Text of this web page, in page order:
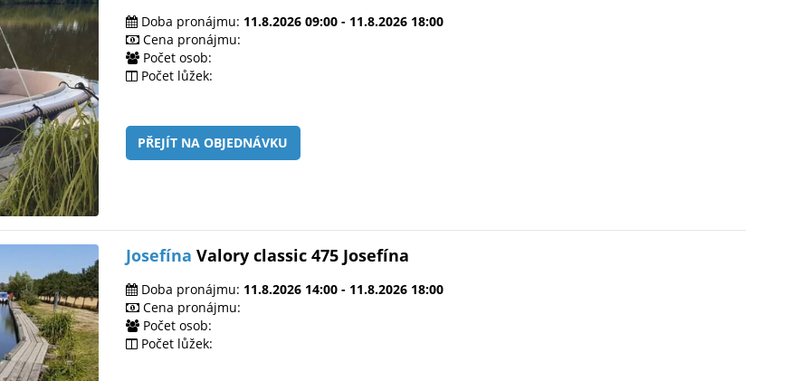
Doba pronájmu: 11.8.2026 09:00 - 11.8.2026 18:00
Cena pronájmu:
Počet osob:
Počet lůžek:
PŘEJÍT NA OBJEDNÁVKU
Josefína Valory classic 475 Josefína
Doba pronájmu: 11.8.2026 14:00 - 11.8.2026 18:00
Cena pronájmu:
Počet osob:
Počet lůžek: